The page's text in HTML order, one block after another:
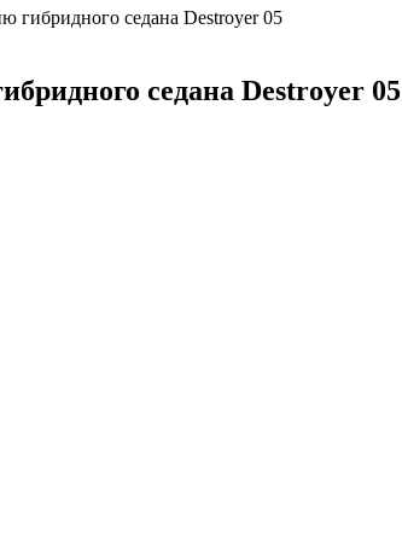
гибридного седана Destroyer 05
седана Destroyer 05